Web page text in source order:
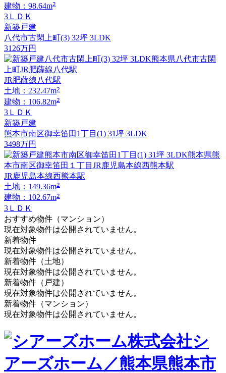
建物：98.64m2
3ＬＤＫ
新築戸建
八代市古閑上町(3) 32坪 3LDK
3126万円
JR肥薩線八代駅
土地：232.47m2
建物：106.82m2
3ＬＤＫ
新築戸建
熊本市南区御幸笛田1丁目(1) 31坪 3LDK
3498万円
JR鹿児島本線西熊本駅
土地：149.36m2
建物：102.67m2
3ＬＤＫ
おすすめ物件（マンション）
現在対象物件は公開されていません。
新着物件
現在対象物件は公開されていません。
新着物件（土地）
現在対象物件は公開されていません。
新着物件（戸建）
現在対象物件は公開されていません。
新着物件（マンション）
現在対象物件は公開されていません。
株式会社シ
アーズホーム／熊本県熊本市